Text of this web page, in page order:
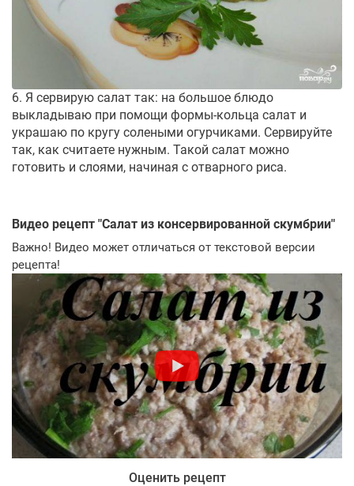
6. Я сервирую салат так: на большое блюдо
выкладываю при помощи формы-кольца салат и
украшаю по кругу солеными огурчиками. Сервируйте
так, как считаете нужным. Такой салат можно
готовить и слоями, начиная с отварного риса.
Видео рецепт "Салат из консервированной скумбрии"
Важно! Видео может отличаться от текстовой версии
рецепта!
Оценить рецепт